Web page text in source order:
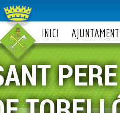
INICI AJUNTAMENT